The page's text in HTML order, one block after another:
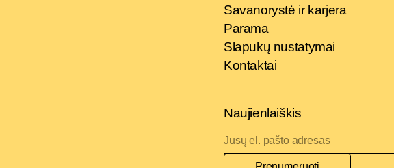
Savanorystė ir karjera
Parama
Slapukų nustatymai
Kontaktai
Naujienlaiškis